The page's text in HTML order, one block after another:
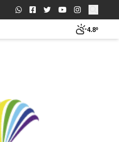
Buscar:
4.8º